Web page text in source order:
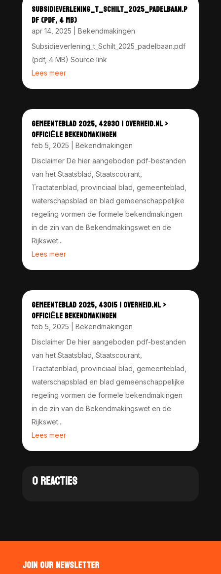
SUBSIDIEVERLENING_T_SCHILT_2025_PADELBAAN.P
DF (PDF, 4 MB)
apr 14, 2025
Bekendmakingen
Subsidieverlening_t_Schilt_2025_padelbaan.pdf
(pdf, 4 MB) Source link
Lees meer
GEMEENTEBLAD 2025, 42930 | OVERHEID.NL >
OFFICIËLE BEKENDMAKINGEN
feb 5, 2025
Bekendmakingen
Disclaimer De hier aangeboden pdf-bestanden
van het Staatsblad, Staatscourant,
Tractatenblad, provinciaal blad, gemeenteblad,
waterschapsblad en blad gemeenschappelijke
regeling vormen de formele bekendmakingen
in de zin van de Bekendmakingswet en de
Rijkswet...
Lees meer
GEMEENTEBLAD 2025, 43015 | OVERHEID.NL >
OFFICIËLE BEKENDMAKINGEN
feb 5, 2025
Bekendmakingen
Disclaimer De hier aangeboden pdf-bestanden
van het Staatsblad, Staatscourant,
Tractatenblad, provinciaal blad, gemeenteblad,
waterschapsblad en blad gemeenschappelijke
regeling vormen de formele bekendmakingen
in de zin van de Bekendmakingswet en de
Rijkswet...
Lees meer
0 REACTIES
JOIN OUR NEWSLETTER